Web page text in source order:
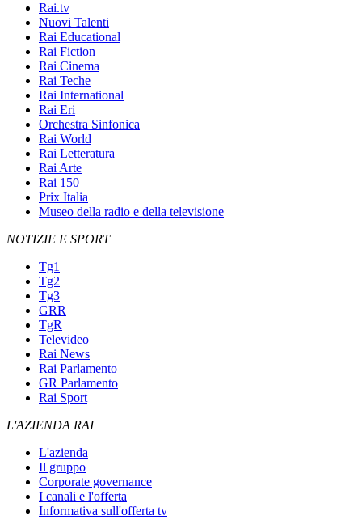
Rai.tv
Nuovi Talenti
Rai Educational
Rai Fiction
Rai Cinema
Rai Teche
Rai International
Rai Eri
Orchestra Sinfonica
Rai World
Rai Letteratura
Rai Arte
Rai 150
Prix Italia
Museo della radio e della televisione
NOTIZIE E SPORT
Tg1
Tg2
Tg3
GRR
TgR
Televideo
Rai News
Rai Parlamento
GR Parlamento
Rai Sport
L'AZIENDA RAI
L'azienda
Il gruppo
Corporate governance
I canali e l'offerta
Informativa sull'offerta tv